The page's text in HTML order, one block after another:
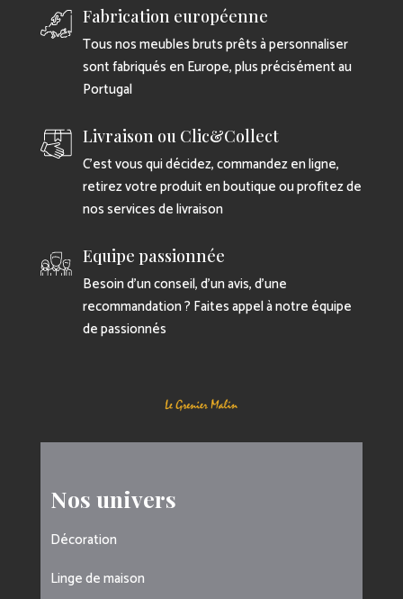
Fabrication européenne
Tous nos meubles bruts prêts à personnaliser
sont fabriqués en Europe, plus précisément au
Portugal
Livraison ou Clic&Collect
C’est vous qui décidez, commandez en ligne,
retirez votre produit en boutique ou profitez de
nos services de livraison
Equipe passionnée
Besoin d’un conseil, d’un avis, d’une
recommandation ? Faites appel à notre équipe
de passionnés
Nos univers
Décoration
Linge de maison